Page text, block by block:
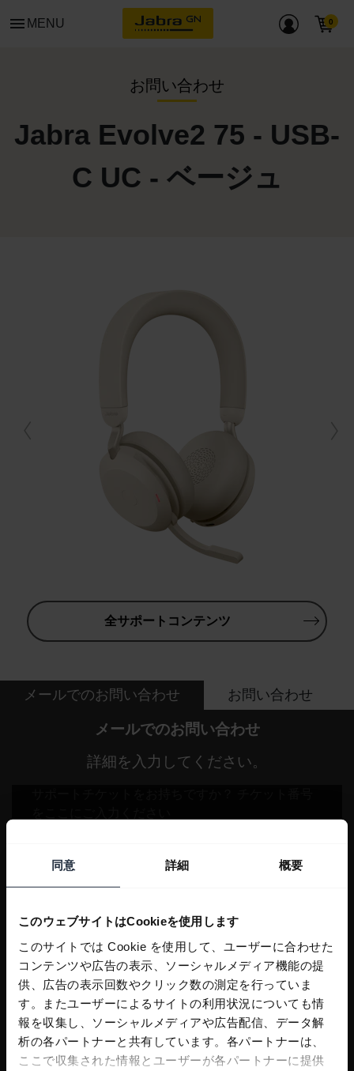
同意 詳細 概要
このウェブサイトはCookieを使用します
このサイトでは Cookie を使用して、ユーザーに合わせた
コンテンツや広告の表示、ソーシャルメディア機能の提
供、広告の表示回数やクリック数の測定を行っていま
す。またユーザーによるサイトの利用状況についても情
報を収集し、ソーシャルメディアや広告配信、データ解
析の各パートナーと共有しています。各パートナーは、
ここで収集された情報とユーザーが各パートナーに提供
menu MENU
お問い合わせ
Jabra Evolve2 75 - USB-
C UC - ベージュ
全サポートコンテンツ
メールでのお問い合わせ お問い合わせ
メールでのお問い合わせ
詳細を入力してください。